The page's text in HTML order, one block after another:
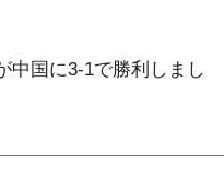
中国に3-1で勝利しまし